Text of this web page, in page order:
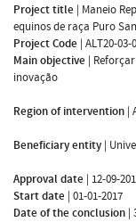
Project title | Maneio
equinos de raça Puro
Project Code | ALT20-03-
Main objective |
inovação
Region of intervention |
Beneficiary entity|
Approval date | 12-09-
Start date | 01-01-2017
Date of the conclusion |